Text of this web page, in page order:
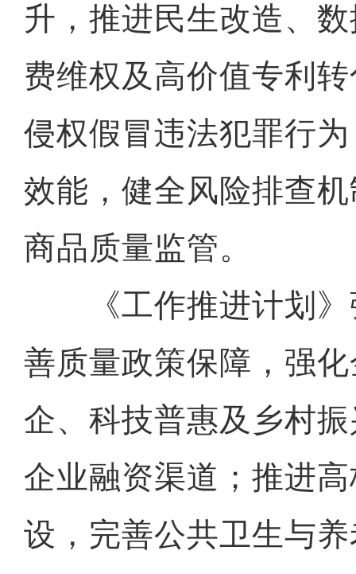
升，推进民生改造、
费维权及高价值专利
侵权假冒违法犯罪行
效能，健全风险排查
商品质量监管。
《工作推进计划》
善质量政策保障，强
企、科技普惠及乡村
企业融资渠道；推进高
设，完善公共卫生与